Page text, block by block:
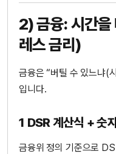
2) 금융: 시간을
레스 금리)
금융은 “버틸 수 있느냐(
입니다.
1 DSR 계산식 + 숫
금융위 정의 기준으로